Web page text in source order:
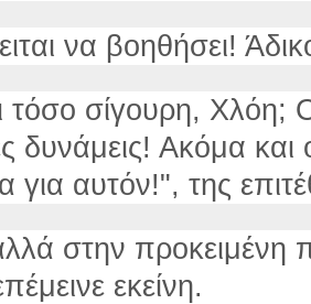
να βοηθήσει!
τόσο σίγουρη, Χλόη;
δυνάμεις! Ακόμα και
για αυτόν!", της
στην προκειμένη
εκείνη.